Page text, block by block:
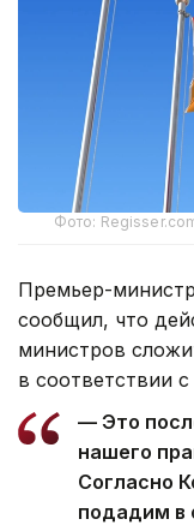
Фото:
Премьер-
сообщил, что
министров
в соответствии
— Это
нашего
Согласно
подадим в